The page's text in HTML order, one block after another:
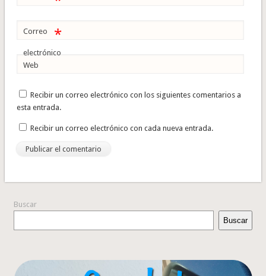
Correo
electrónico
*
Web
Recibir un correo electrónico con los siguientes comentarios a
esta entrada.
Recibir un correo electrónico con cada nueva entrada.
Buscar
Buscar